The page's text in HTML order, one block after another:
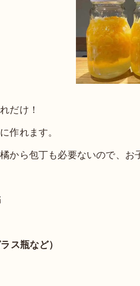
だけ！
作れます。
から包丁も必要ないので、
ス瓶など）